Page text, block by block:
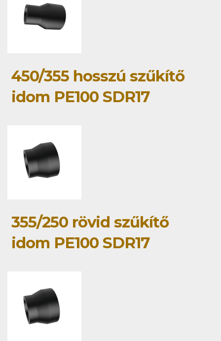
450/355 hosszú szűkítő
idom PE100 SDR17
355/250 rövid szűkítő
idom PE100 SDR17